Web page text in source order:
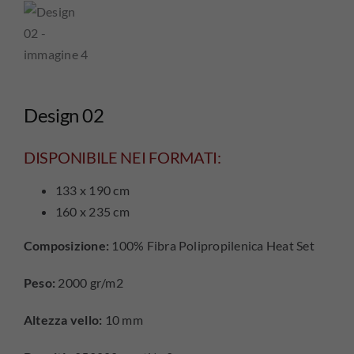
Design 02
DISPONIBILE NEI FORMATI:
133 x 190 cm
160 x 235 cm
Composizione: 100% Fibra Polipropilenica Heat Set
Peso: 2000 gr/m2
Altezza vello: 10 mm